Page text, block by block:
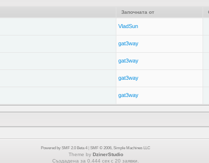
Започната от
VladSun
gat3way
gat3way
gat3way
gat3way
Powered by SMF 2.0 Beta 4 SMF © 2006, Simple Machines LLC
Theme by DzinerStudio
Създадена за 0.444 сек с 20 заявки.